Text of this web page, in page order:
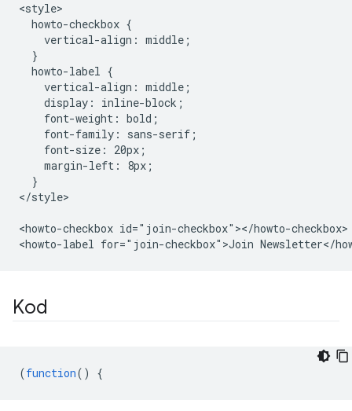
<style>
  howto-checkbox {
    vertical-align: middle;
  }
  howto-label {
    vertical-align: middle;
    display: inline-block;
    font-weight: bold;
    font-family: sans-serif;
    font-size: 20px;
    margin-left: 8px;
  }
</style>
<howto-checkbox id="join-checkbox"></howto-checkbox>
Kod
(function() {